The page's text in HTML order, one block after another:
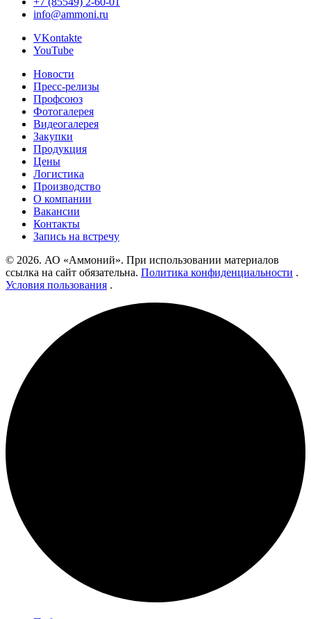
info@ammoni.ru
VKontakte
YouTube
Новости
Пресс-релизы
Профсоюз
Фотогалерея
Видеогалерея
Закупки
Продукция
Цены
Логистика
Производство
О компании
Вакансии
Контакты
Запись на встречу
© 2026. АО «Аммоний». При использовании материалов
ссылка на сайт обязательна. Политика конфиденциальности .
Условия пользования .